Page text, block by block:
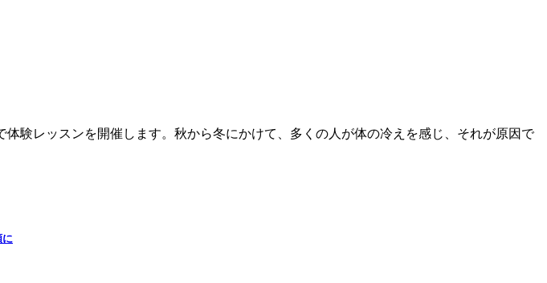
験レッスンを開催します。秋から冬にかけて、多くの人が体の冷えを感じ、それが原因で
に